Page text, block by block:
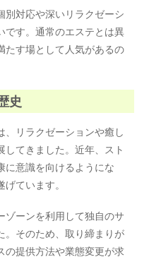
別対応や深いリラクゼーシ
です。通常のエステとは異
たす場として人気があるの
史
、リラクゼーションや癒し
てきました。近年、スト
に意識を向けるようにな
ています。
ゾーンを利用して独自のサ
。そのため、取り締まりが
の提供方法や業態変更が求